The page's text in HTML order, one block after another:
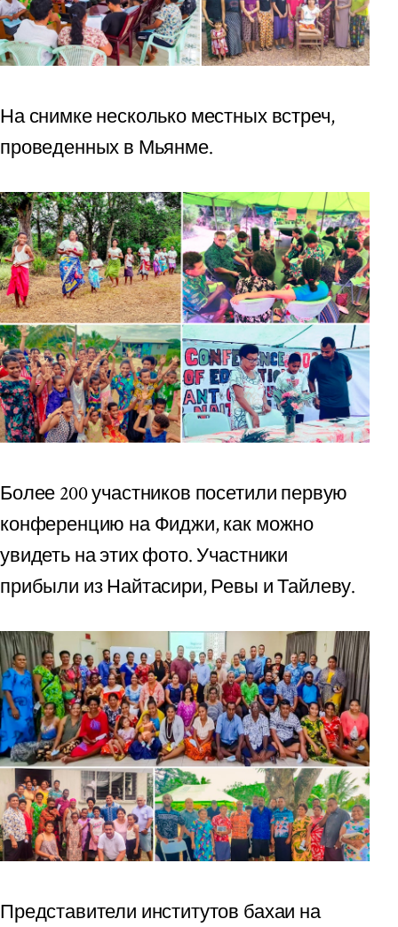
На снимке несколько местных встреч,
проведенных в Мьянме.
Более 200 участников посетили первую
конференцию на Фиджи, как можно
увидеть на этих фото. Участники
прибыли из Найтасири, Ревы и Тайлеву.
Представители институтов бахаи на